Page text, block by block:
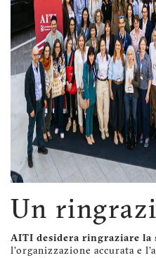
Un
AITI desidera ringraziare la
l'organizzazione accurata e